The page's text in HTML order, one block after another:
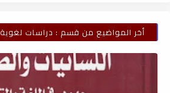
أخر المواضيع من قسم : دراسات لغوية